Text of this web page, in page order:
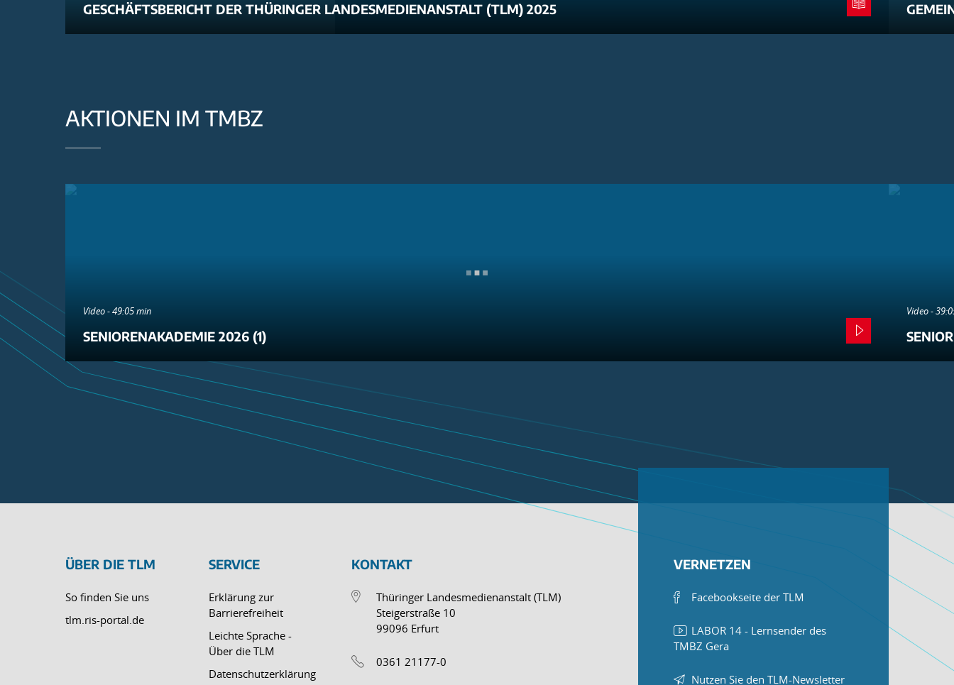
GESCHÄFTSBERICHT DER THÜRINGER LANDESMEDIENANSTALT (TLM) 2025
AKTIONEN IM TMBZ
Video - 49:05 min
SENIORENAKADEMIE 2026 (1)
Video -
ÜBER DIE TLM
So finden Sie uns
tlm.ris-portal.de
SERVICE
Erklärung zur
Barrierefreiheit
Leichte Sprache -
Über die TLM
Datenschutzerklärung
KONTAKT
Thüringer Landesmedienanstalt (TLM)
Steigerstraße 10
99096 Erfurt
0361 21177-0
VERNETZEN
Facebookseite der TLM
LABOR 14 - Lernsender des
TMBZ Gera
Nutzen Sie den TLM-Newsletter